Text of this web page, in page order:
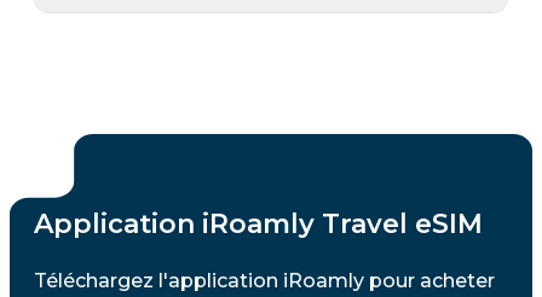
Application iRoamly Travel eSIM
Téléchargez l'application iRoamly pour acheter